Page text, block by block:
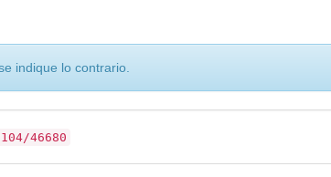
indique lo contrario.
46680